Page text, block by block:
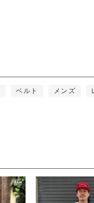
ベルト メンズ